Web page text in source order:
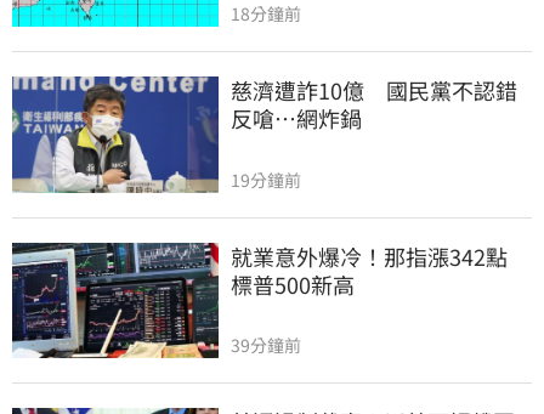
18分鐘前
慈濟遭詐10億　國民黨不認錯
反嗆⋯網炸鍋
19分鐘前
就業意外爆冷！那指漲342點
標普500新高
39分鐘前